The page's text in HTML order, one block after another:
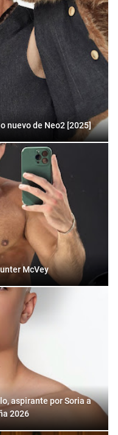
nuevo de Neo2 [2025]
McVey
aspirante por Soria a
2026